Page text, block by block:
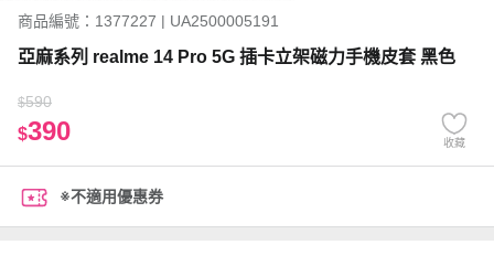
商品編號：1377227 | UA2500005191
亞麻系列 realme 14 Pro 5G 插卡立架磁力手機皮套 黑色
$590
$390 收藏
※不適用優惠券